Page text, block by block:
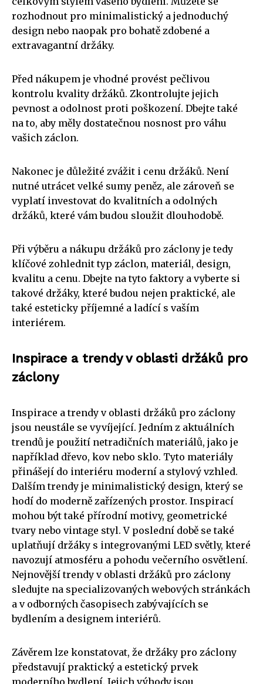
rozhodnout pro minimalistický a jednoduchý
design nebo naopak pro bohatě zdobené a
extravagantní držáky.
Před nákupem je vhodné provést pečlivou
kontrolu kvality držáků. Zkontrolujte jejich
pevnost a odolnost proti poškození. Dbejte také
na to, aby měly dostatečnou nosnost pro váhu
vašich záclon.
Nakonec je důležité zvážit i cenu držáků. Není
nutné utrácet velké sumy peněz, ale zároveň se
vyplatí investovat do kvalitních a odolných
držáků, které vám budou sloužit dlouhodobě.
Při výběru a nákupu držáků pro záclony je tedy
klíčové zohlednit typ záclon, materiál, design,
kvalitu a cenu. Dbejte na tyto faktory a vyberte si
takové držáky, které budou nejen praktické, ale
také esteticky příjemné a ladící s vaším
interiérem.
Inspirace a trendy v oblasti držáků pro
záclony
Inspirace a trendy v oblasti držáků pro záclony
jsou neustále se vyvíjející. Jedním z aktuálních
trendů je použití netradičních materiálů, jako je
například dřevo, kov nebo sklo. Tyto materiály
přinášejí do interiéru moderní a stylový vzhled.
Dalším trendy je minimalistický design, který se
hodí do moderně zařízených prostor. Inspirací
mohou být také přírodní motivy, geometrické
tvary nebo vintage styl. V poslední době se také
uplatňují držáky s integrovanými LED světly, které
navozují atmosféru a pohodu večerního osvětlení.
Nejnovější trendy v oblasti držáků pro záclony
sledujte na specializovaných webových stránkách
a v odborných časopisech zabývajících se
bydlením a designem interiérů.
Závěrem lze konstatovat, že držáky pro záclony
představují praktický a estetický prvek
moderního bydlení. Jejich výhody jsou